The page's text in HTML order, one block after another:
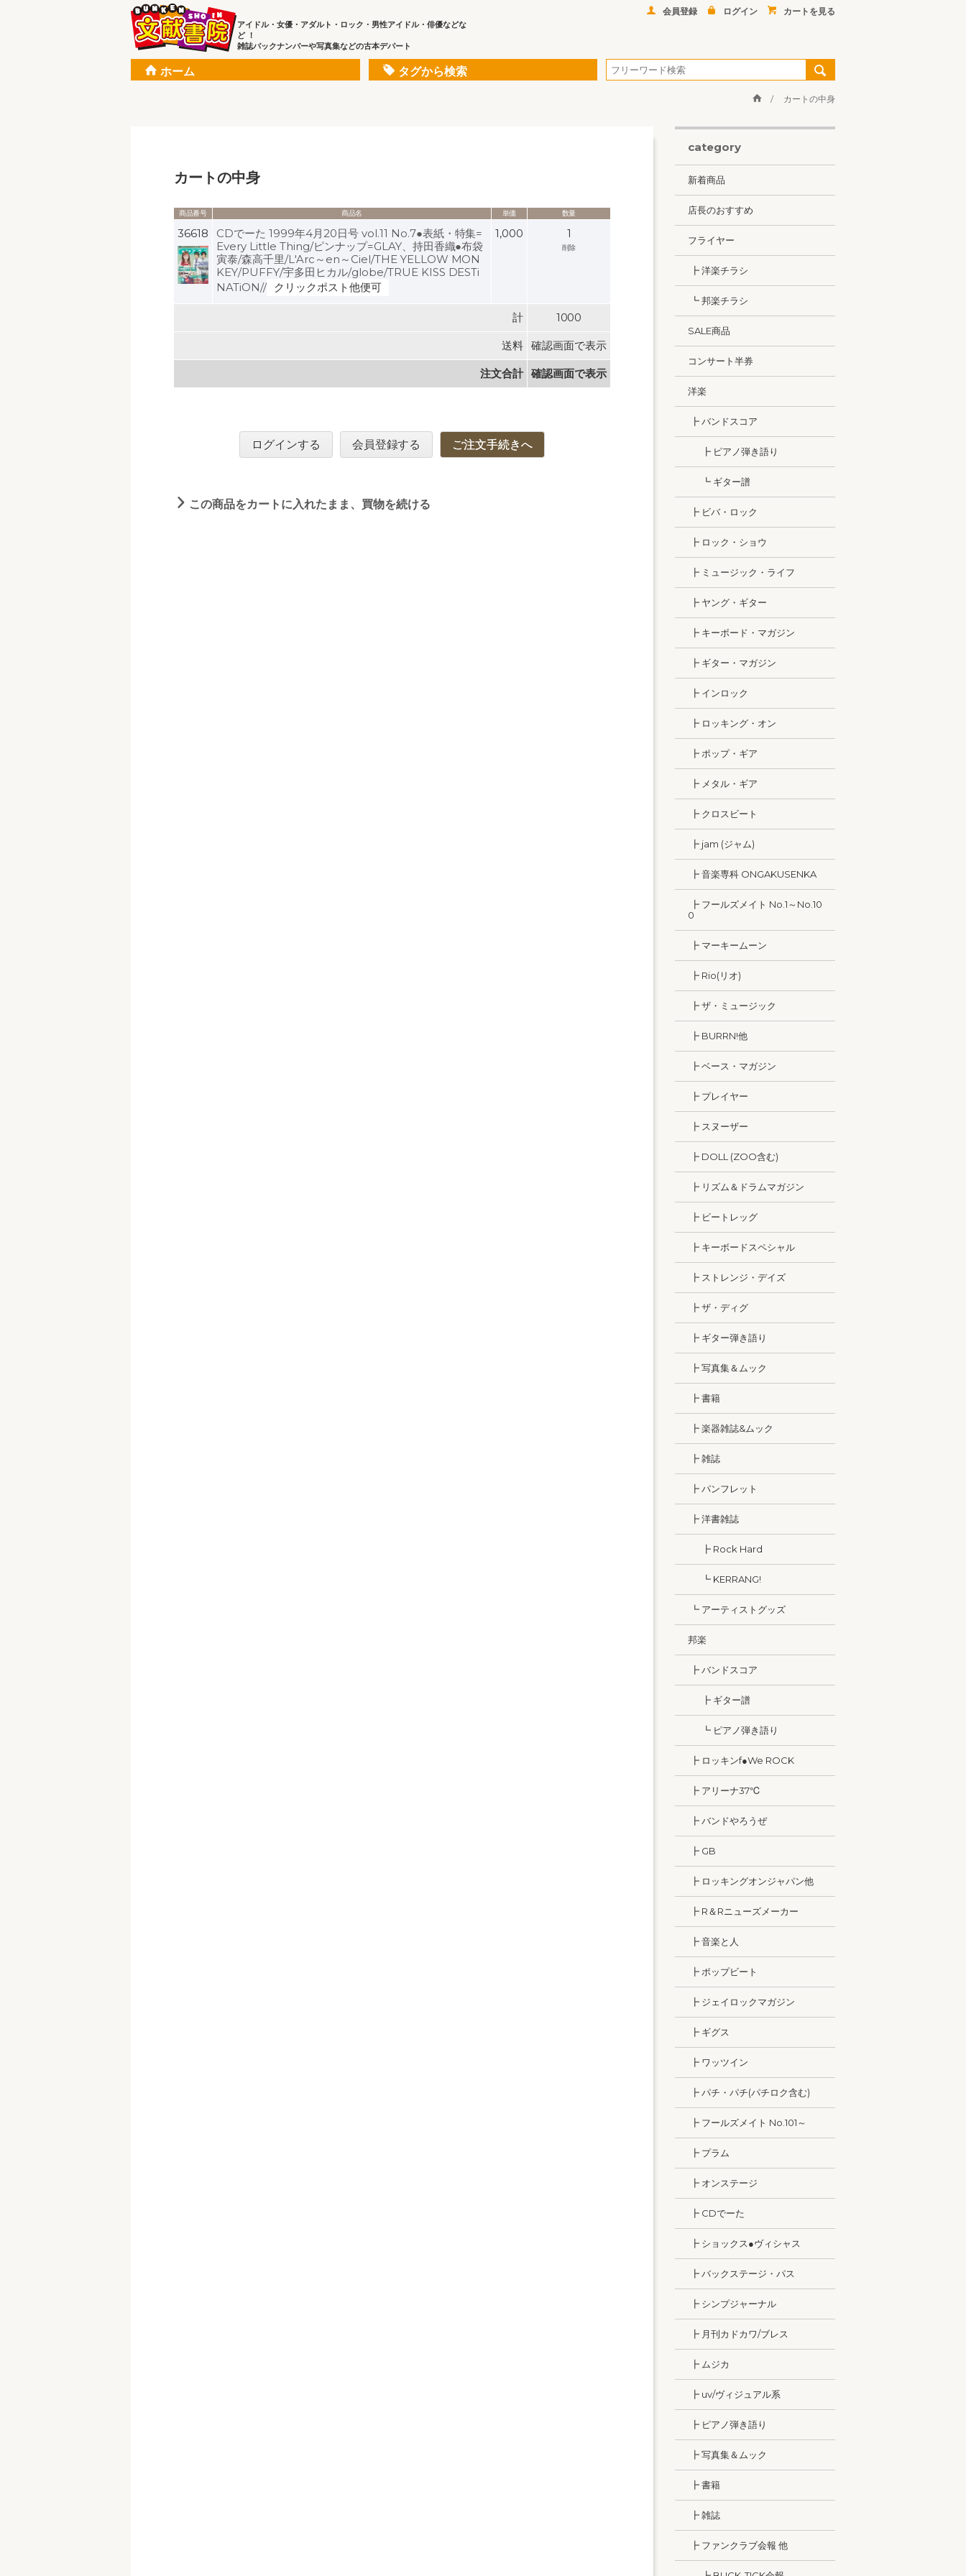
アイドル・女優・アダルト・ロック・男性アイドル・俳優などな
ど ！
雑誌バックナンバーや写真集などの古本デパート
会員登録 ログイン カートを見る
ホーム タグから検索
カートの中身
カートの中身
商品番号 商品名 単価 数量
36618
CDでーた 1999年4月20日号 vol.11 No.7●表紙・特集=
Every Little Thing/ピンナップ=GLAY、持田香織●布袋
寅泰/森高千里/L'Arc～en～Ciel/THE YELLOW MON
KEY/PUFFY/宇多田ヒカル/globe/TRUE KISS DESTi
NATiON//
クリックポスト他便可
1,000 1
削除
計 1000
送料 確認画面で表示
注文合計 確認画面で表示
ログインする 会員登録する ご注文手続きへ
この商品をカートに入れたまま、買物を続ける
category
新着商品
店長のおすすめ
フライヤー
┣ 洋楽チラシ
┗ 邦楽チラシ
SALE商品
コンサート半券
洋楽
┣ バンドスコア
┣ ピアノ弾き語り
┗ ギター譜
┣ ビバ・ロック
┣ ロック・ショウ
┣ ミュージック・ライフ
┣ ヤング・ギター
┣ キーボード・マガジン
┣ ギター・マガジン
┣ インロック
┣ ロッキング・オン
┣ ポップ・ギア
┣ メタル・ギア
┣ クロスビート
┣ jam (ジャム)
┣ 音楽専科 ONGAKUSENKA
┣ フールズメイト No.1～No.10
0
┣ マーキームーン
┣ Rio(リオ)
┣ ザ・ミュージック
┣ BURRN!他
┣ ベース・マガジン
┣ プレイヤー
┣ スヌーザー
┣ DOLL (ZOO含む)
┣ リズム＆ドラムマガジン
┣ ビートレッグ
┣ キーボードスペシャル
┣ ストレンジ・デイズ
┣ ザ・ディグ
┣ ギター弾き語り
┣ 写真集＆ムック
┣ 書籍
┣ 楽器雑誌&ムック
┣ 雑誌
┣ パンフレット
┣ 洋書雑誌
┣ Rock Hard
┗ KERRANG!
┗ アーティストグッズ
邦楽
┣ バンドスコア
┣ ギター譜
┗ ピアノ弾き語り
┣ ロッキンf●We ROCK
┣ アリーナ37℃
┣ バンドやろうぜ
┣ GB
┣ ロッキングオンジャパン他
┣ R＆Rニューズメーカー
┣ 音楽と人
┣ ポップビート
┣ ジェイロックマガジン
┣ ギグス
┣ ワッツイン
┣ パチ・パチ(パチロク含む)
┣ フールズメイト No.101～
┣ プラム
┣ オンステージ
┣ CDでーた
┣ ショックス●ヴィシャス
┣ バックステージ・パス
┣ シンプジャーナル
┣ 月刊カドカワ/ブレス
┣ ムジカ
┣ uv/ヴィジュアル系
┣ ピアノ弾き語り
┣ 写真集＆ムック
┣ 書籍
┣ 雑誌
┣ ファンクラブ会報 他